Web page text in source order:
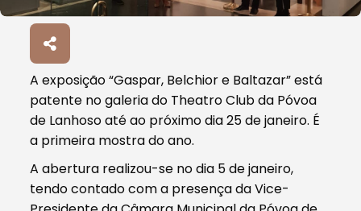
A exposição “Gaspar, Belchior e Baltazar” está
patente no galeria do Theatro Club da Póvoa
de Lanhoso até ao próximo dia 25 de janeiro. É
a primeira mostra do ano.
A abertura realizou-se no dia 5 de janeiro,
tendo contado com a presença da Vice-